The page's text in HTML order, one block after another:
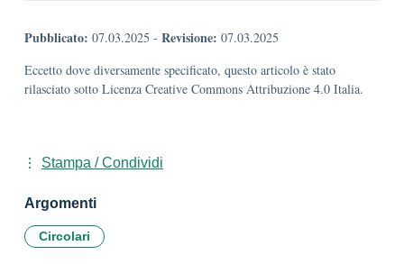
Pubblicato: 07.03.2025 - Revisione: 07.03.2025
Eccetto dove diversamente specificato, questo articolo è stato
rilasciato sotto Licenza Creative Commons Attribuzione 4.0 Italia.
Stampa / Condividi
Argomenti
Circolari